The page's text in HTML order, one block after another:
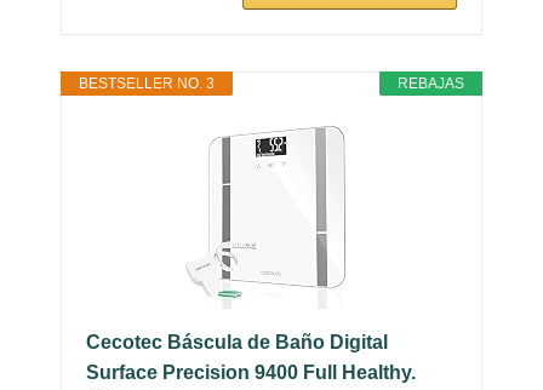
REBAJAS
BESTSELLER NO. 3
Cecotec Báscula de Baño Digital
Surface Precision 9400 Full Healthy.